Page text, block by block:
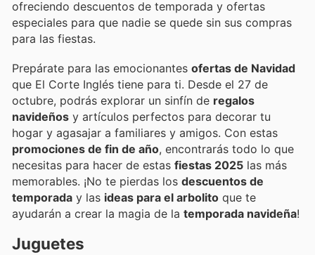
ofreciendo descuentos de temporada y ofertas
especiales para que nadie se quede sin sus compras
para las fiestas.
Prepárate para las emocionantes ofertas de Navidad
que El Corte Inglés tiene para ti. Desde el 27 de
octubre, podrás explorar un sinfín de regalos
navideños y artículos perfectos para decorar tu
hogar y agasajar a familiares y amigos. Con estas
promociones de fin de año, encontrarás todo lo que
necesitas para hacer de estas fiestas 2025 las más
memorables. ¡No te pierdas los descuentos de
temporada y las ideas para el arbolito que te
ayudarán a crear la magia de la temporada navideña!
Juguetes